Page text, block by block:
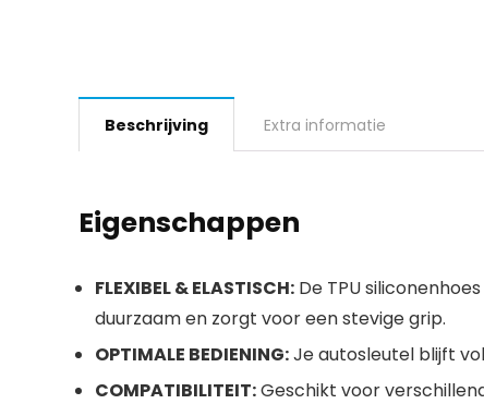
Beschrijving Extra informatie
Eigenschappen
FLEXIBEL & ELASTISCH: De TPU
duurzaam en zorgt voor een stevige grip.
OPTIMALE BEDIENING:Je autosleutel blijft
COMPATIBILITEIT:Geschikt voor